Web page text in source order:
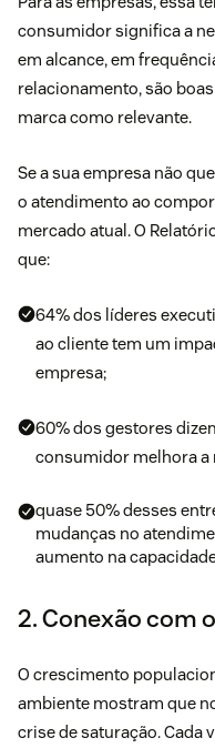
consumidor significa a
em alcance, em
relacionamento, são
marca como relevante.
Se a sua empresa não
o atendimento ao
mercado atual. O
que:
64% dos líderes
ao cliente tem um
empresa;
60% dos gestores
consumidor melhora a
quase 50% desses
mudanças no
aumento na
2. Conexão com
O crescimento
ambiente mostram que
crise de saturação. Cada